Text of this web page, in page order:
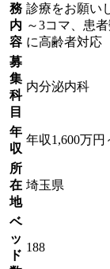
務
内
容
診療をお願い
～3コマ、患
に高齢者対応
募
集
科
目
内分泌内科
年
収
年収1,600万円
所
在
地
埼玉県
ベ
ッ
ド
188